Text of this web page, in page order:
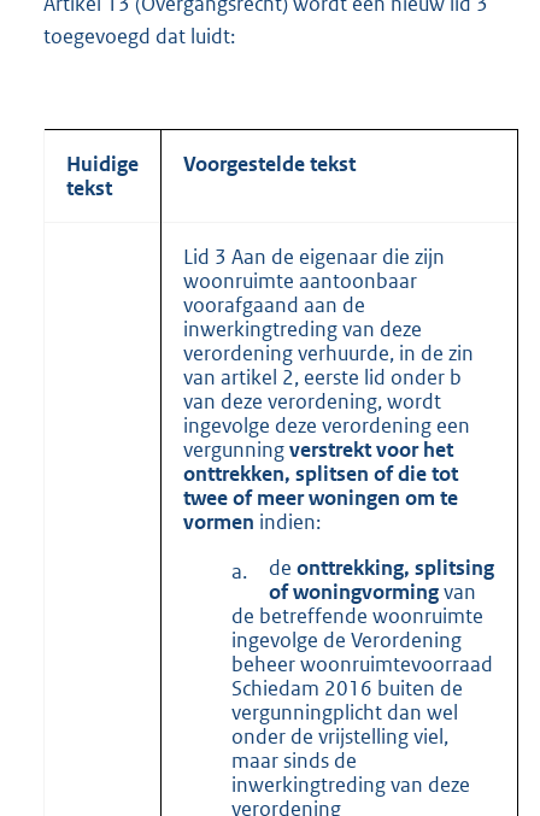
toegevoegd dat luidt:
Huidige
tekst
Voorgestelde tekst
Lid 3 Aan de eigenaar die zijn
woonruimte aantoonbaar
voorafgaand aan de
inwerkingtreding van deze
verordening verhuurde, in de zin
van artikel 2, eerste lid onder b
van deze verordening, wordt
ingevolge deze verordening een
vergunningverstrekt voor het
onttrekken, splitsen of die tot
twee of meer woningen om te
vormen indien:
a.
de onttrekking, splitsing
of woningvormingvan
de betreffende woonruimte
ingevolge de Verordening
beheer woonruimtevoorraad
Schiedam 2016 buiten de
vergunningplicht dan wel
onder de vrijstelling viel,
maar sinds de
inwerkingtreding van deze
verordening